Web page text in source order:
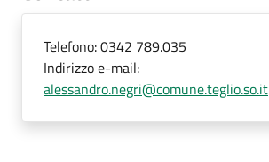
Telefono:0342 789.035
Indirizzo e-mail:
alessandro.negri@comune.teglio.so.it